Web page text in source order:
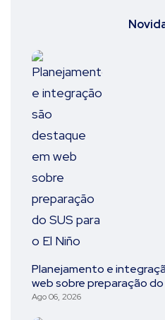
Planejamento e
web sobre preparação do
Ago 06, 2026